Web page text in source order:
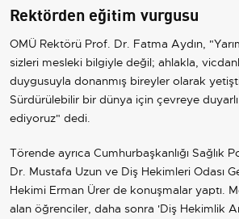
Rektörden eğitim vurgusu
OMÜ Rektörü Prof. Dr. Fatma Aydın,
sizleri mesleki bilgiyle değil; ahlakla,
duygusuyla donanmış bireyler olarak
Sürdürülebilir bir dünya için çevreye
ediyoruz" dedi.
Törende ayrıca Cumhurbaşkanlığı Sağlık
Dr. Mustafa Uzun ve Diş Hekimleri Odası
Hekimi Erman Ürer de konuşmalar yaptı.
alan öğrenciler, daha sonra 'Diş Hekimlik